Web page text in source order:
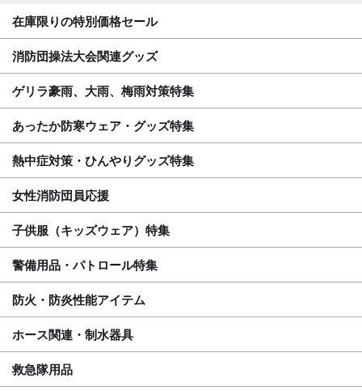
在庫限りの特別価格セール
消防団操法大会関連グッズ
ゲリラ豪雨、大雨、梅雨対策特集
あったか防寒ウェア・グッズ特集
熱中症対策・ひんやりグッズ特集
女性消防団員応援
子供服（キッズウェア）特集
警備用品・パトロール特集
防火・防炎性能アイテム
ホース関連・制水器具
救急隊用品